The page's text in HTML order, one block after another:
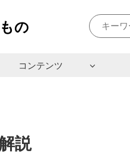
の
コンテンツ
説